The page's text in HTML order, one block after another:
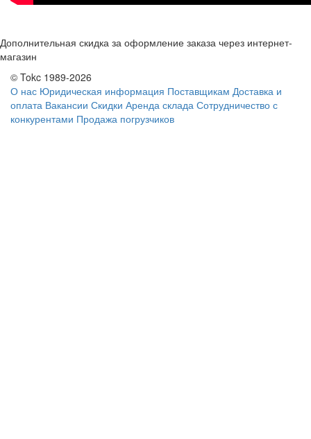
Дополнительная скидка за оформление заказа через интернет-
магазин
© Tokc 1989-2026
О нас Юридическая информация Поставщикам Доставка и
оплата Вакансии Скидки Аренда склада Сотрудничество с
конкурентами Продажа погрузчиков